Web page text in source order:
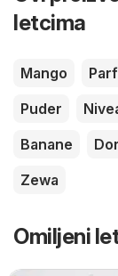
letcima
Mango
Puder
Banane
Zewa
Omiljeni